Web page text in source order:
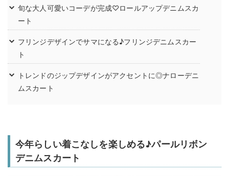
旬な大人可愛いコーデが完成♡ロールアップデニムスカ
ート
フリンジデザインでサマになる♪フリンジデニムスカー
ト
トレンドのジップデザインがアクセントに◎ナローデニ
ムスカート
今年らしい着こなしを楽しめる♪パールリボン
デニムスカート